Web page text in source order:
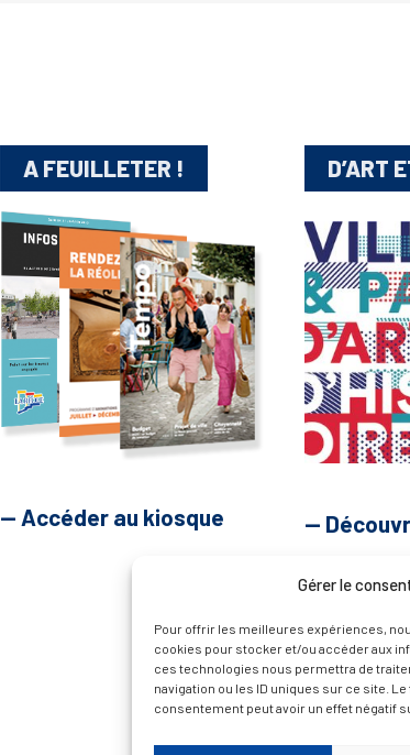
Gérer le
Pour offrir les meilleures expériences,
cookies pour stocker et/ou accéder aux
ces technologies nous permettra de
navigation ou les ID uniques sur ce site.
consentement peut avoir un effet négatif
A FEUILLETER !
— Accéder au kiosque
D’ART
—